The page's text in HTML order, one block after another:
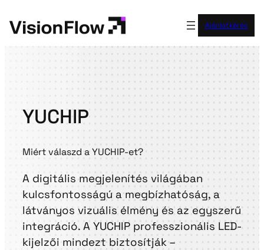
Ajánlatkérés
YUCHIP
Miért válaszd a YUCHIP-et?
A digitális megjelenítés világában
kulcsfontosságú a megbízhatóság, a
látványos vizuális élmény és az egyszerű
integráció. A YUCHIP professzionális LED-
kijelzői mindezt biztosítják –